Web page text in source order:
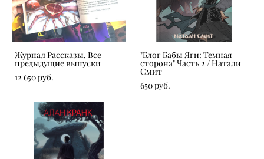
Журнал Рассказы. Все
предыдущие выпуски
12 650 pуб.
"Блог Бабы Яги: Темная
сторона" Часть 2 / Натали
Смит
650 pуб.